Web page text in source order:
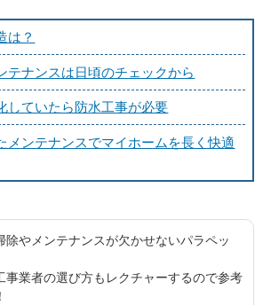
は？
テナンスは日頃のチェックから
していたら防水工事が必要
メンテナンスでマイホームを長く快適
除やメンテナンスが欠かせないパラペッ
事業者の選び方もレクチャーするので参考